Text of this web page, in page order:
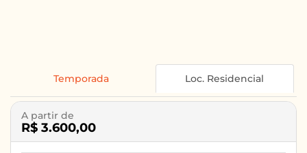
Temporada Loc. Residencial
A partir de
R$ 3.600,00